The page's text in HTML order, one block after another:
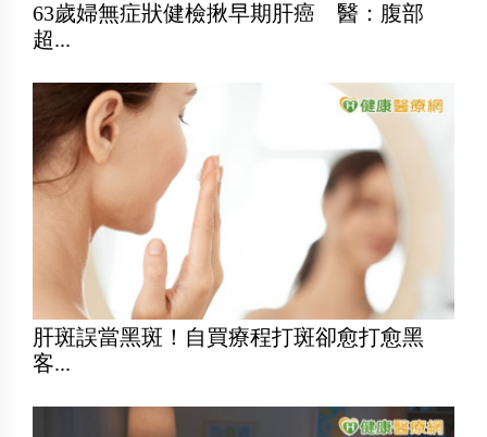
63歲婦無症狀健檢揪早期肝癌 醫：腹部
超...
肝斑誤當黑斑！自買療程打斑卻愈打愈黑
客...